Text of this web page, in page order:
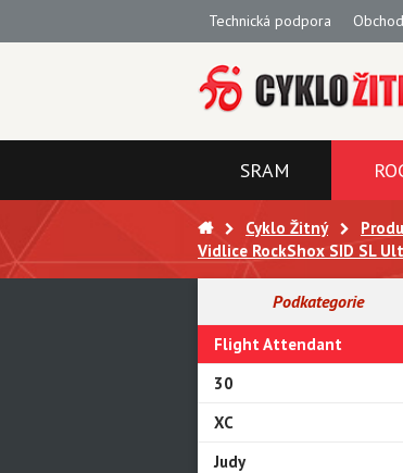
Technická podpora
SRAM
Cyklo Žitný
Vidlice RockShox SID SL
Podkategorie
Flight Attendant
30
XC
Judy